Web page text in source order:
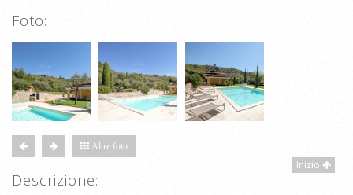
Foto:
Altre foto
Inizio
Descrizione: